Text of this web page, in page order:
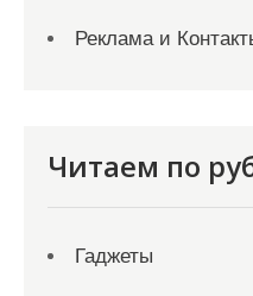
Реклама и
Читаем по
Гаджеты